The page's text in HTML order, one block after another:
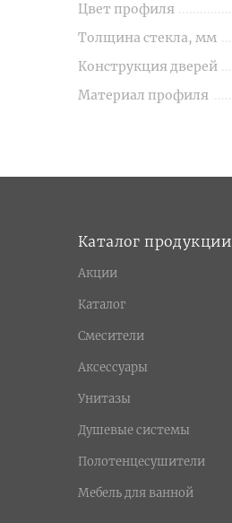
Цвет профиля
Толщина стекла, мм
Конструкция дверей
Материал профиля
Каталог продукции
Акции
Каталог
Смесители
Аксессуары
Унитазы
Душевые системы
Полотенцесушители
Мебель для ванной